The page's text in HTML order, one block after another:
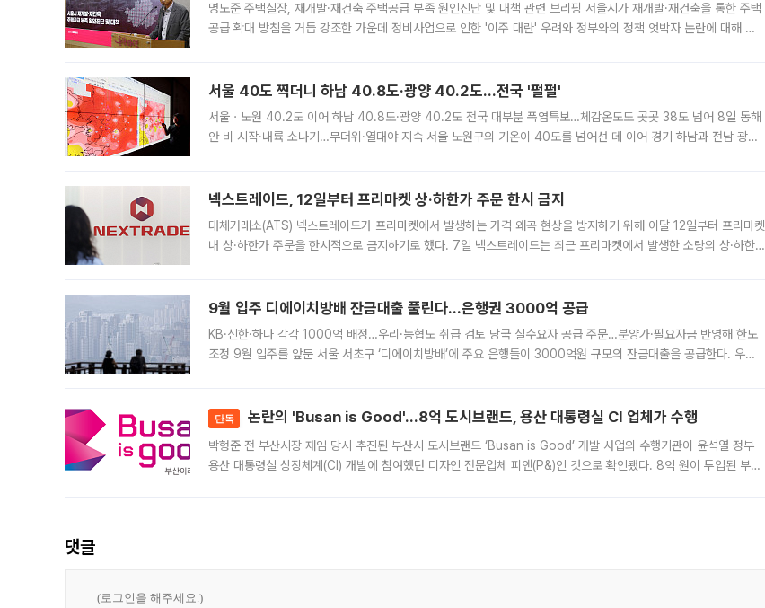
명노준 주택실장, 재개발·재건축 주택공급 부족 원인진단 및 대책 관련 브리핑 서울시가 재개발·재건축을 통한 주택
공급 확대 방침을 거듭 강조한 가운데 정비사업으로 인한 '이주 대란' 우려와 정부와의 정책 엇박자 논란에 대해 정
서울 40도 찍더니 하남 40.8도·광양 40.2도…전국 '펄펄'
서울ㆍ노원 40.2도 이어 하남 40.8도·광양 40.2도 전국 대부분 폭염특보…체감온도도 곳곳 38도 넘어 8일 동해
안 비 시작·내륙 소나기…무더위·열대야 지속 서울 노원구의 기온이 40도를 넘어선 데 이어 경기 하남과 전남 광양
넥스트레이드, 12일부터 프리마켓 상·하한가 주문 한시 금지
대체거래소(ATS) 넥스트레이드가 프리마켓에서 발생하는 가격 왜곡 현상을 방지하기 위해 이달 12일부터 프리마켓
내 상·하한가 주문을 한시적으로 금지하기로 했다. 7일 넥스트레이드는 최근 프리마켓에서 발생한 소량의 상·하한
9월 입주 디에이치방배 잔금대출 풀린다…은행권 3000억 공급
KB·신한·하나 각각 1000억 배정…우리·농협도 취급 검토 당국 실수요자 공급 주문…분양가·필요자금 반영해 한도
조정 9월 입주를 앞둔 서울 서초구 ‘디에이치방배’에 주요 은행들이 3000억원 규모의 잔금대출을 공급한다. 우리
단독 논란의 'Busan is Good'…8억 도시브랜드, 용산 대통령실 CI 업체가 수행
박형준 전 부산시장 재임 당시 추진된 부산시 도시브랜드 ‘Busan is Good’ 개발 사업의 수행기관이 윤석열 정부
용산 대통령실 상징체계(CI) 개발에 참여했던 디자인 전문업체 피앤(P&)인 것으로 확인됐다. 8억 원이 투입된 부산
댓글